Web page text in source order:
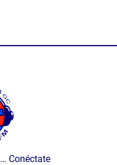
Conéctate